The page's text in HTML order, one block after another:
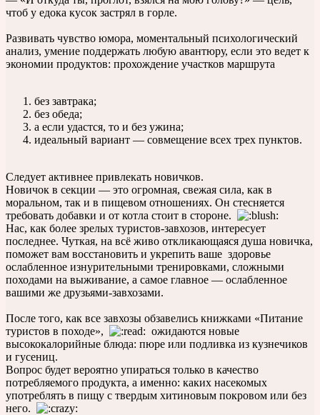
чтоб у едока кусок застрял в горле.
Развивать чувство юмора, моментальный психологический
анализ, умение поддержать любую авантюру, если это ведет к
экономии продуктов: прохождение участков маршрута
без завтрака;
без обеда;
а если удастся, то и без ужина;
идеальный вариант — совмещение всех трех пунктов.
Следует активнее привлекать новичков.
Новичок в секции — это огромная, свежая сила, как в
моральном, так и в пищевом отношениях. Он стесняется
требовать добавки и от котла стоит в стороне.
Нас, как более зрелых туристов-завхозов, интересует
последнее. Чуткая, на всё живо откликающаяся душа новичка,
поможет вам восстановить и укрепить ваше здоровье
ослабленное изнурительными тренировками, сложными
походами на выживание, а самое главное — ослабленное
вашими же друзьями-завхозами.
После того, как все завхозы обзавелись книжками «Питание
туристов в походе»,
ожидаются новые
высококалорийные блюда: пюре или подливка из кузнечиков
и гусениц.
Вопрос будет вероятно упираться только в качество
потребляемого продукта, а именно: каких насекомых
употреблять в пищу с твердым хитиновым покровом или без
него.